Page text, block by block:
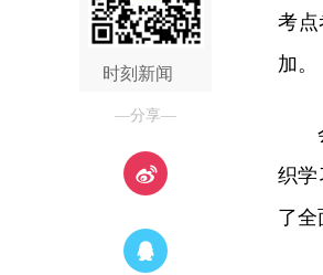
时刻新闻
—分享—
考点
加。
织学
了全